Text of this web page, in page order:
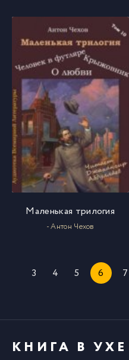
Маленькая трилогия
- Антон Чехов
3 4 5 6 7
КНИГА В УХЕ